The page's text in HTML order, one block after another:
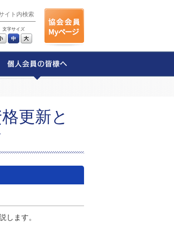
文字サイズ
小 中
更新と
します。